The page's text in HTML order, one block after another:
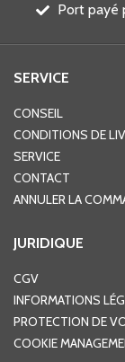
Port payé
SERVICE
CONSEIL
CONDITIONS DE
SERVICE
CONTACT
ANNULER LA
JURIDIQUE
CGV
INFORMATIONS
PROTECTION DE
COOKIE